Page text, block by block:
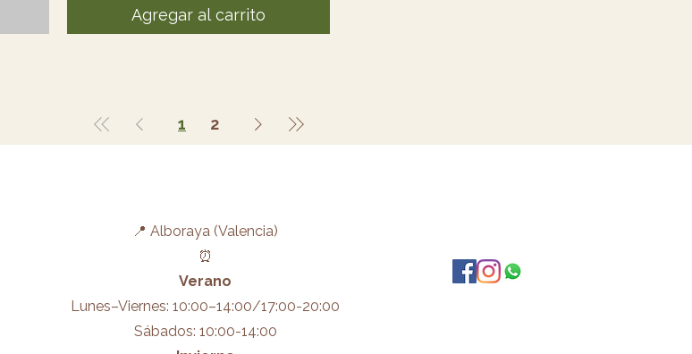
Agregar al carrito
1 2
📍 Alboraya (Valencia)
⏰
Verano
Lunes–Viernes: 10:00–14:00/17:00-20:00
Sábados: 10:00-14:00